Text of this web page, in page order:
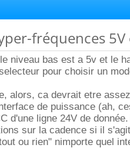
fréquences 5V
niveau bas est a 5v et le
pour choisir un
alors, ca devrait etre
de puissance (ah,
d'une ligne 24V de
sur la cadence si il
ou rien" nimporte quel